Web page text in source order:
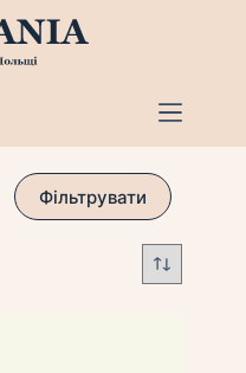
Фільтрувати